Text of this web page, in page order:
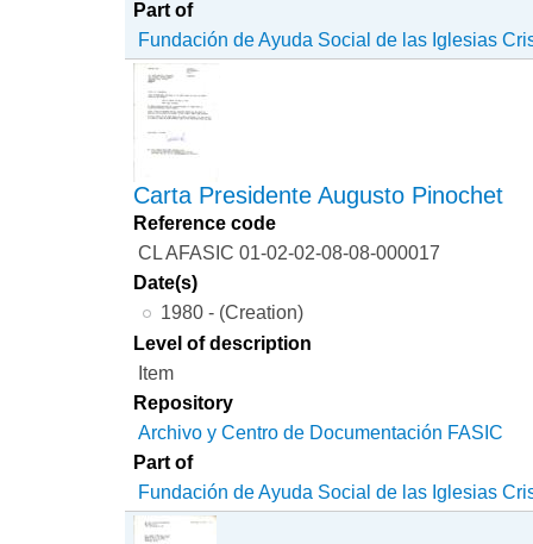
Part of
Fundación de Ayuda Social de las Iglesias
Carta Presidente Augusto Pinochet
Reference code
CL AFASIC 01-02-02-08-08-000017
Date(s)
1980 - (Creation)
Level of description
Item
Repository
Archivo y Centro de Documentación FASIC
Part of
Fundación de Ayuda Social de las Iglesias